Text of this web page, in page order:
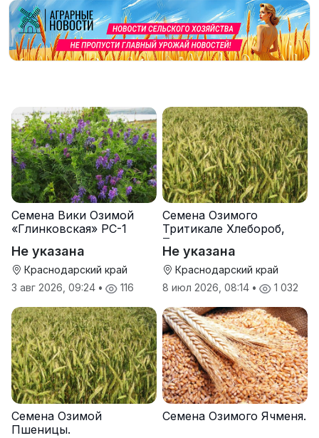
Семена Вики Озимой
«Глинковская» РС-1
Не указана
Краснодарский край
3 авг 2026, 09:24 • 116
Семена Озимого
Тритикале Хлебороб,
Тихон
Не указана
Краснодарский край
8 июл 2026, 08:14 • 1 032
Семена Озимой
Пшеницы.
Семена Озимого Ячменя.